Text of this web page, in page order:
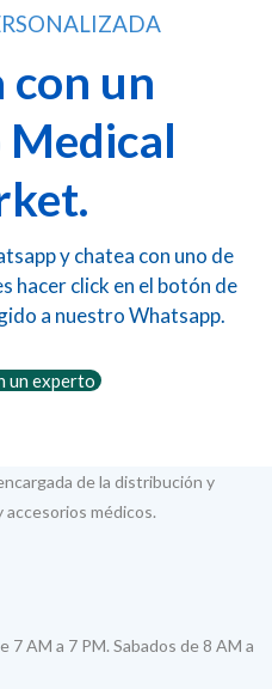
con un
y chatea con uno de
hacer click en el botón de
a nuestro Whatsapp.
un experto
de la distribución y
médicos.
AM a 7 PM. Sabados de 8 AM a